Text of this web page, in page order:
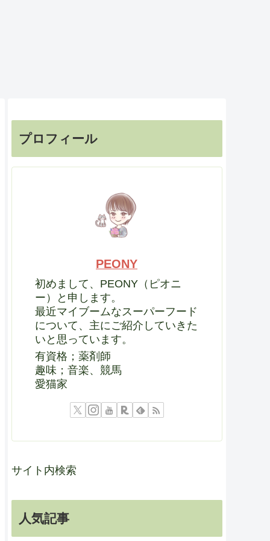
プロフィール
PEONY
初めまして、PEONY（ピオニ
ー）と申します。
最近マイブームなスーパーフード
について、主にご紹介していきた
いと思っています。
有資格；薬剤師
趣味；音楽、競馬
愛猫家
サイト内検索
人気記事